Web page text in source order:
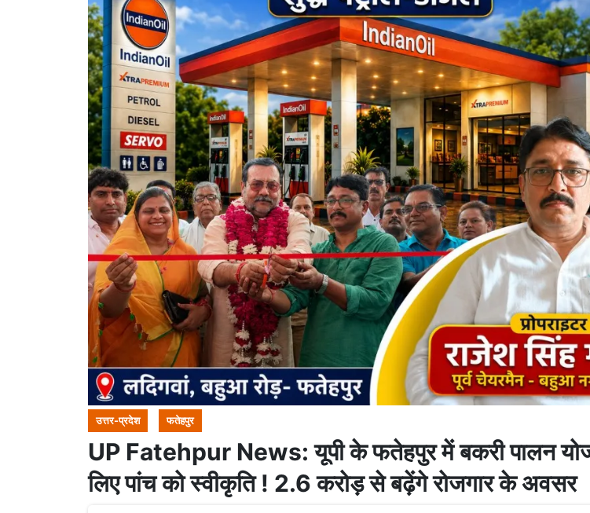
उत्तर-प्रदेश फतेहपुर
UP Fatehpur News: यूपी के फतेहपुर में बकरी पालन
लिए पांच को स्वीकृति ! 2.6 करोड़ से बढ़ेंगे रोजगार के अवसर